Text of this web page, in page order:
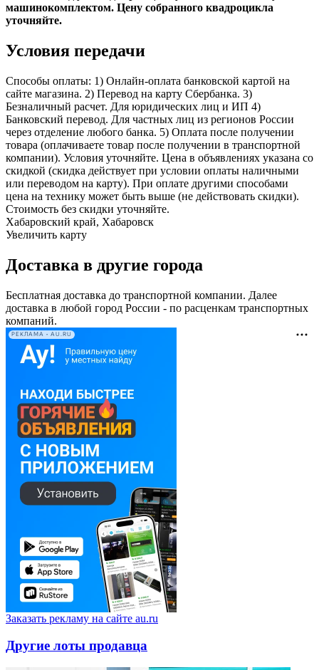
машинокомплектом. Цену собранного квадроцикла
уточняйте.
Условия передачи
Способы оплаты: 1) Онлайн-оплата банковской картой на
сайте магазина. 2) Перевод на карту Сбербанка. 3)
Безналичный расчет. Для юридических лиц и ИП 4)
Банковский перевод. Для частных лиц из регионов России
через отделение любого банка. 5) Оплата после получении
товара (оплачиваете товар после получении в транспортной
компании). Условия уточняйте. Цена в объявлениях указана со
скидкой (скидка действует при условии оплаты наличными
или переводом на карту). При оплате другими способами
цена на технику может быть выше (не действовать скидки).
Стоимость без скидки уточняйте.
Хабаровский край, Хабаровск
Увеличить карту
Доставка в другие города
Бесплатная доставка до транспортной компании. Далее
доставка в любой город России - по расценкам транспортных
компаний.
РЕКЛАМА • AU.RU
Заказать рекламу на сайте au.ru
Другие лоты продавца